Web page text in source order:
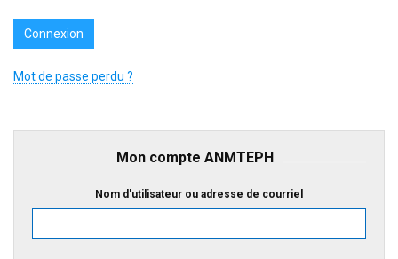
Mot de passe perdu ?
Mon compte ANMTEPH
Nom d'utilisateur ou adresse de courriel